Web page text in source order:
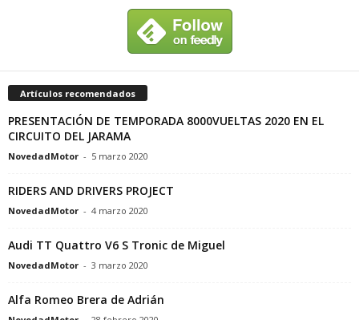
Artículos recomendados
PRESENTACIÓN DE TEMPORADA 8000VUELTAS 2020 EN EL
CIRCUITO DEL JARAMA
NovedadMotor - 5 marzo 2020
RIDERS AND DRIVERS PROJECT
NovedadMotor - 4 marzo 2020
Audi TT Quattro V6 S Tronic de Miguel
NovedadMotor - 3 marzo 2020
Alfa Romeo Brera de Adrián